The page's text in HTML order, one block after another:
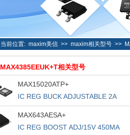
当前位置: maxim美信>> maxim相关型号>>
MAX4385EEUK+T相关型号
MAX15020ATP+
IC REG BUCK ADJUSTABLE 2A
20TQFN
MAX643AESA+
IC REG BOOST ADJ/15V 450MA